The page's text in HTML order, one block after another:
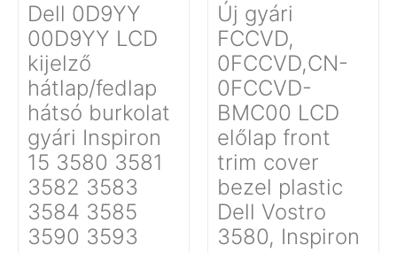
Dell 0D9YY
00D9YY LCD
kijelző
hátlap/fedlap
hátsó burkolat
gyári Inspiron
15 3580 3581
3582 3583
3584 3585
3590 3593
Új gyári
FCCVD,
0FCCVD,CN-
0FCCVD-
BMC00 LCD
előlap front
trim cover
bezel plastic
Dell Vostro
3580, Inspiron